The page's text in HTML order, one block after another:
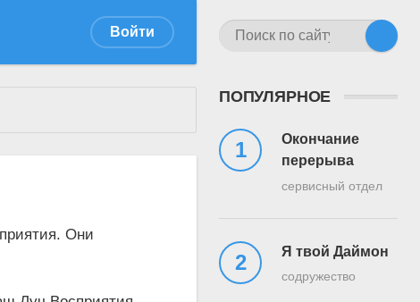
Войти
Они
ПОПУЛЯРНОЕ
Окончание
перерыва
сервисный отдел
Я твой Даймон
содружество